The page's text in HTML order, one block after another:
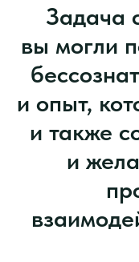
Задача
вы могли
и опыт,
и также
и